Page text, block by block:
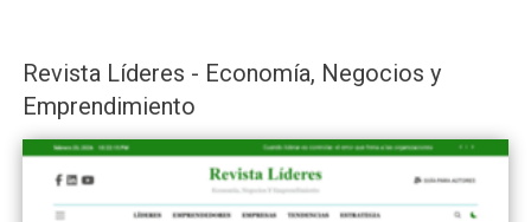
Revista Líderes - Economía, Negocios y
Emprendimiento